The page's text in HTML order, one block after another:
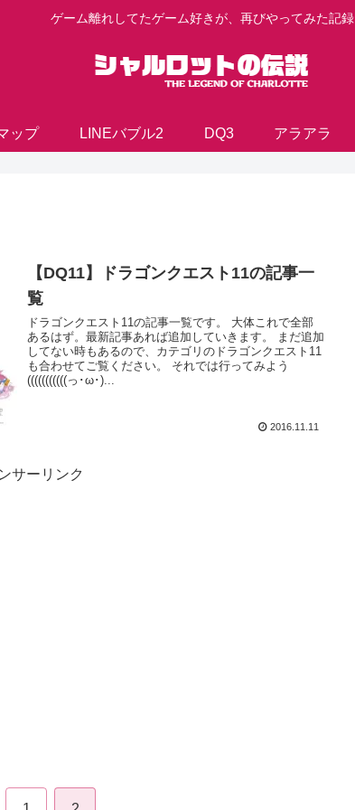
ゲーム離れしてたゲーム好きが、再びやってみた記録
ップ LINEバブル2 DQ3 アラアラ
【DQ11】ドラゴンクエスト11の記事一
覧
ドラゴンクエスト11の記事一覧です。 大体これで全部
あるはず。最新記事あれば追加していきます。 まだ追加
してない時もあるので、カテゴリのドラゴンクエスト11
も合わせてご覧ください。 それでは行ってみよう
(((((((((((っ･ω･)...
2016.11.11
サーリンク